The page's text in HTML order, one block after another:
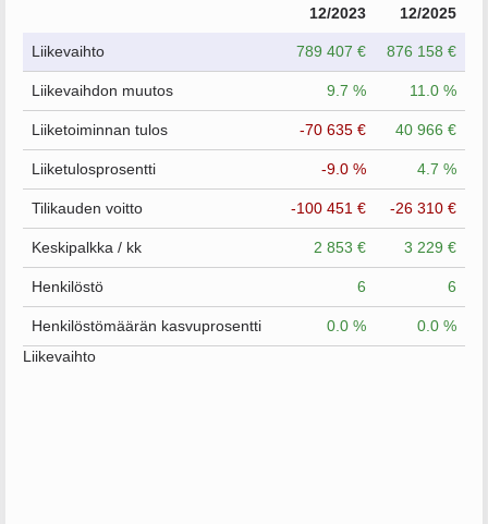
12/2023 12/2025
Liikevaihto 789 407 € 876 158 €
Liikevaihdon muutos 9.7 % 11.0 %
Liiketoiminnan tulos -70 635 € 40 966 €
Liiketulosprosentti -9.0 % 4.7 %
Tilikauden voitto -100 451 € -26 310 €
Keskipalkka / kk 2 853 € 3 229 €
Henkilöstö 6 6
Henkilöstömäärän kasvuprosentti 0.0 %
0.0 %
Liikevaihto